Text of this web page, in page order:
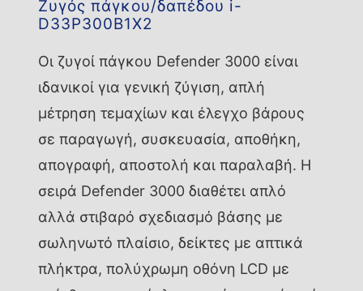
Ζυγός πάγκου/δαπέδου i-
D33P300B1X2
Οι ζυγοί πάγκου Defender 3000 είναι
ιδανικοί για γενική ζύγιση, απλή
μέτρηση τεμαχίων και έλεγχο βάρους
σε παραγωγή, συσκευασία, αποθήκη,
απογραφή, αποστολή και παραλαβή. Η
σειρά Defender 3000 διαθέτει απλό
αλλά στιβαρό σχεδιασμό βάσης με
σωληνωτό πλαίσιο, δείκτες με απτικά
πλήκτρα, πολύχρωμη οθόνη LCD με